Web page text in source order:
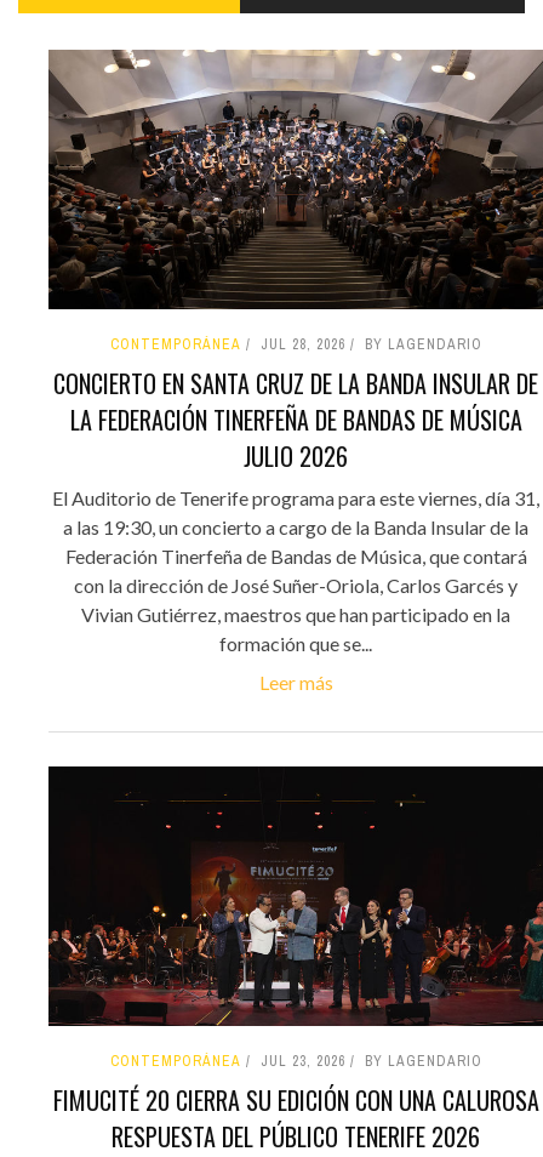
CONTEMPORÁNEA JUL 28, 2026 BY LAGENDARIO
CONCIERTO EN SANTA CRUZ DE LA BANDA INSULAR DE
LA FEDERACIÓN TINERFEÑA DE BANDAS DE MÚSICA
JULIO 2026
El Auditorio de Tenerife programa para este viernes, día 31,
a las 19:30, un concierto a cargo de la Banda Insular de la
Federación Tinerfeña de Bandas de Música, que contará
con la dirección de José Suñer-Oriola, Carlos Garcés y
Vivian Gutiérrez, maestros que han participado en la
formación que se...
Leer más
CONTEMPORÁNEA JUL 23, 2026 BY LAGENDARIO
FIMUCITÉ 20 CIERRA SU EDICIÓN CON UNA CALUROSA
RESPUESTA DEL PÚBLICO TENERIFE 2026